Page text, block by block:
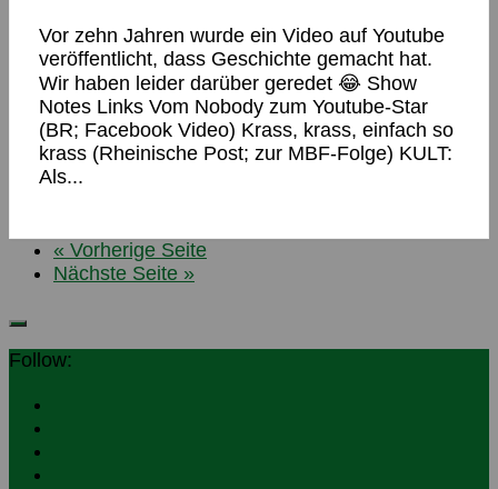
Vor zehn Jahren wurde ein Video auf Youtube
veröffentlicht, dass Geschichte gemacht hat.
Wir haben leider darüber geredet 😂 Show
Notes Links Vom Nobody zum Youtube-Star
(BR; Facebook Video) Krass, krass, einfach so
krass (Rheinische Post; zur MBF-Folge) KULT:
Als...
« Vorherige Seite
Nächste Seite »
Follow: